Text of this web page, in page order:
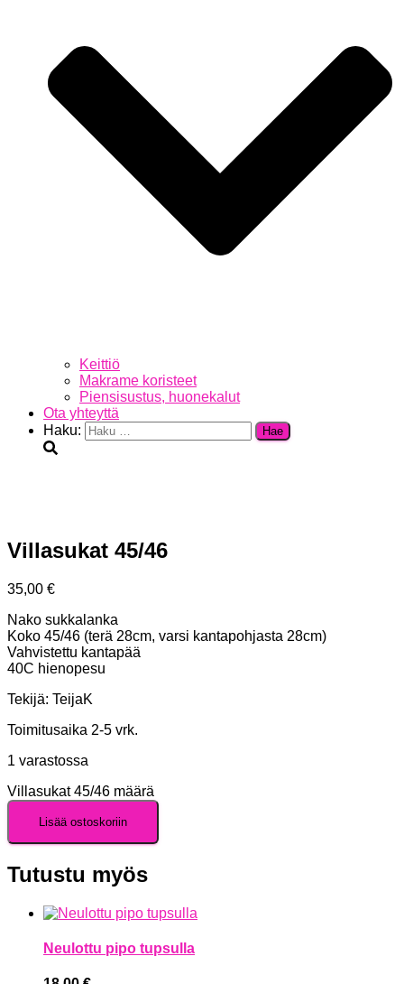
Keittiö
Makrame koristeet
Piensisustus, huonekalut
Ota yhteyttä
Haku:
Villasukat 45/46
35,00 €
Nako sukkalanka
Koko 45/46 (terä 28cm, varsi kantapohjasta 28cm)
Vahvistettu kantapää
40C hienopesu
Tekijä: TeijaK
Toimitusaika 2-5 vrk.
1 varastossa
Villasukat 45/46 määrä
Lisää ostoskoriin
Tutustu myös
Neulottu pipo tupsulla